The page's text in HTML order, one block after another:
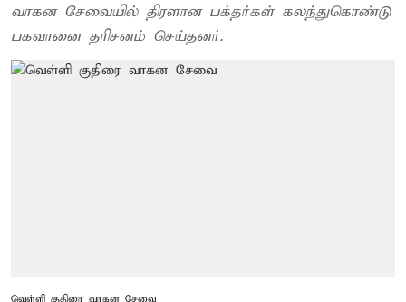
வாகன சேவையில் திரளான பக்தர்கள் கலந்துகொண்டு
பகவானை தரிசனம் செய்தனர்.
வெள்ளி குதிரை வாகன சேவை